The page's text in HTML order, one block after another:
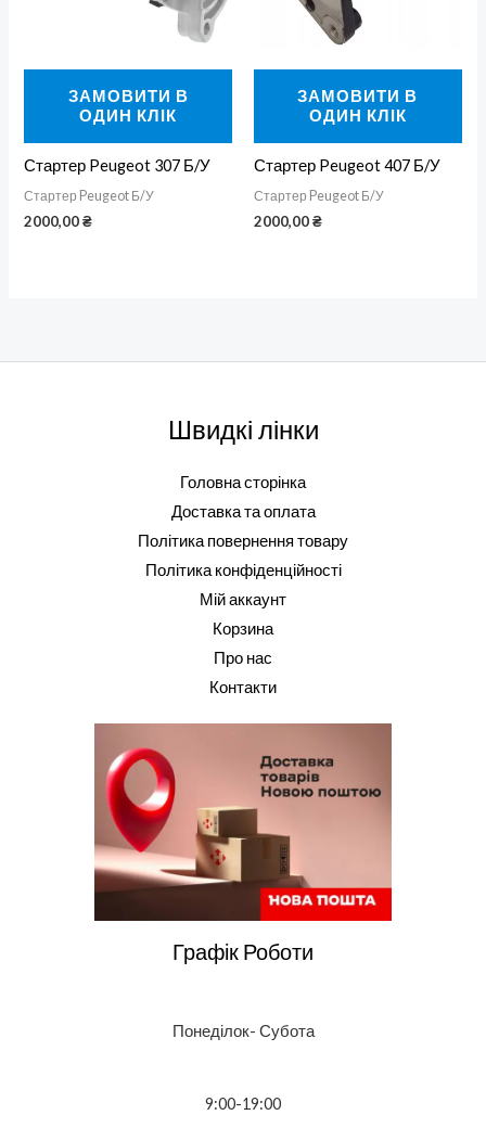
ЗАМОВИТИ В
ОДИН КЛІК
Стартер Peugeot 307 Б/У
Стартер Peugeot Б/У
2000,00₴
ЗАМОВИТИ В
ОДИН КЛІК
Стартер Peugeot 407 Б/У
Стартер Peugeot Б/У
2000,00₴
Швидкі лінки
Головна сторінка
Доставка та оплата
Політика повернення товару
Політика конфіденційності
Мій аккаунт
Корзина
Про нас
Контакти
Графік Роботи
Понеділок- Субота
9:00-19:00